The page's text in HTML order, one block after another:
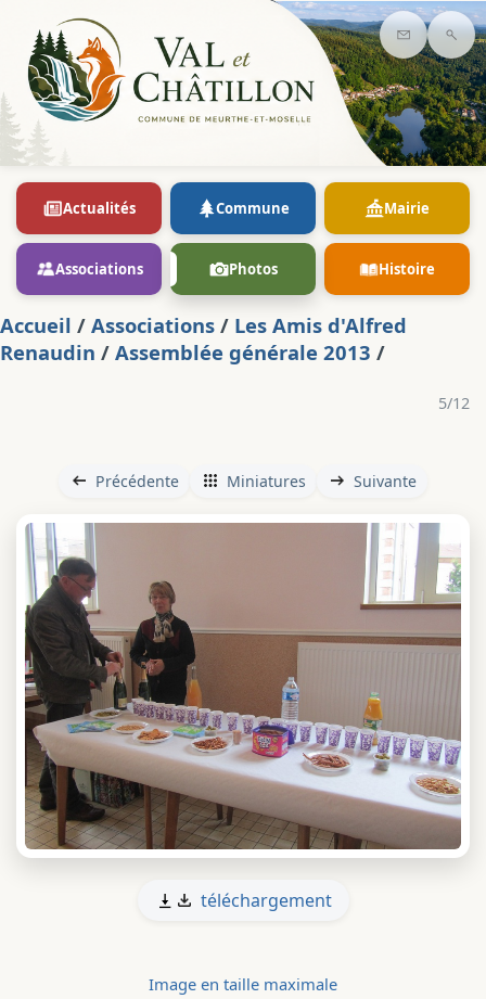
Contact
Actualités Commune Mairie
Associations Photos Histoire
Accueil / Associations / Les Amis d'Alfred
Renaudin / Assemblée générale 2013 /
5/12
Précédente Miniatures Suivante
téléchargement
Image en taille maximale